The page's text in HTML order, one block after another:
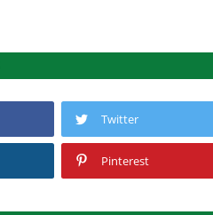
Twitter
Pinterest